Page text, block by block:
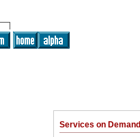
Services on Demand